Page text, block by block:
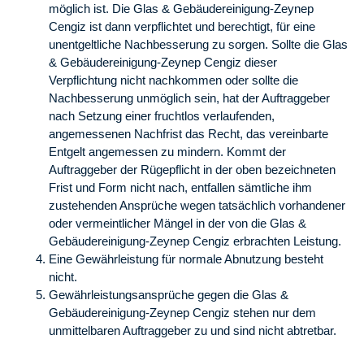
möglich ist. Die Glas & Gebäudereinigung-Zeynep
Cengiz ist dann verpflichtet und berechtigt, für eine
unentgeltliche Nachbesserung zu sorgen. Sollte die Glas
& Gebäudereinigung-Zeynep Cengiz dieser
Verpflichtung nicht nachkommen oder sollte die
Nachbesserung unmöglich sein, hat der Auftraggeber
nach Setzung einer fruchtlos verlaufenden,
angemessenen Nachfrist das Recht, das vereinbarte
Entgelt angemessen zu mindern. Kommt der
Auftraggeber der Rügepflicht in der oben bezeichneten
Frist und Form nicht nach, entfallen sämtliche ihm
zustehenden Ansprüche wegen tatsächlich vorhandener
oder vermeintlicher Mängel in der von die Glas &
Gebäudereinigung-Zeynep Cengiz erbrachten Leistung.
Eine Gewährleistung für normale Abnutzung besteht
nicht.
Gewährleistungsansprüche gegen die Glas &
Gebäudereinigung-Zeynep Cengiz stehen nur dem
unmittelbaren Auftraggeber zu und sind nicht abtretbar.